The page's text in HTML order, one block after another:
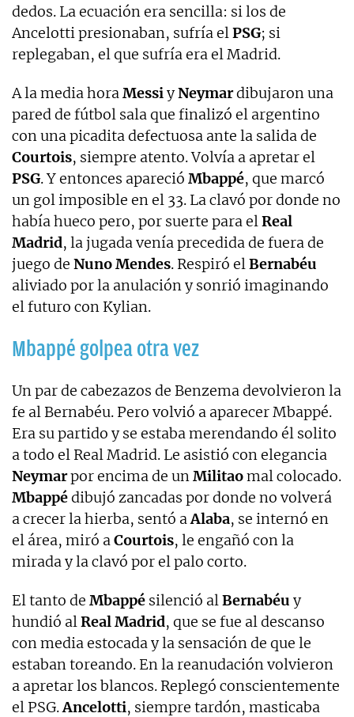
dedos. La ecuación era sencilla: si los de
Ancelotti presionaban, sufría elPSG; si
replegaban, el que sufría era el Madrid.
A la media horaMessiyNeymardibujaron una
pared de fútbol sala que finalizó el argentino
con una picadita defectuosa ante la salida de
Courtois, siempre atento. Volvía a apretar el
PSG. Y entonces apareció Mbappé, que marcó
un gol imposible en el 33. La clavó por donde no
había hueco pero, por suerte para elReal
Madrid, la jugada venía precedida de fuera de
juego de Nuno Mendes. Respiró elBernabéu
aliviado por la anulación y sonrió imaginando
el futuro con Kylian.
Mbappé golpea otra vez
Un par de cabezazos de Benzema devolvieron la
fe al Bernabéu. Pero volvió a aparecer Mbappé.
Era su partido y se estaba merendando él solito
a todo el Real Madrid. Le asistió con elegancia
Neymarpor encima de unMilitaomal colocado.
Mbappédibujó zancadas por donde no volverá
a crecer la hierba, sentó aAlaba, se internó en
el área, miró aCourtois, le engañó con la
mirada y la clavó por el palo corto.
El tanto de Mbappé silenció alBernabéu y
hundió alReal Madrid, que se fue al descanso
con media estocada y la sensación de que le
estaban toreando. En la reanudación volvieron
a apretar los blancos. Replegó conscientemente
el PSG.Ancelotti, siempre tardón, masticaba